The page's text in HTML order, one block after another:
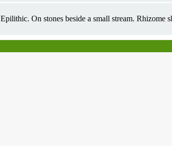
Epilithic. On stones beside a small stream. Rhizome